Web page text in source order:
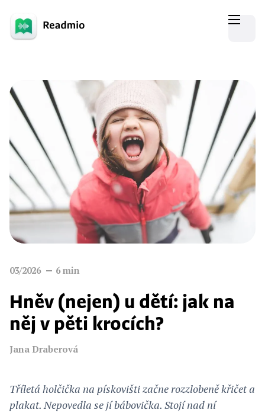
03/2026 6min
Hněv (nejen) u dětí: jak na
něj v pěti krocích?
Jana Draberová
Tříletá holčička na pískovišti začne rozzlobeně křičet a
plakat. Nepovedla se jí bábovička. Stojí nad ní